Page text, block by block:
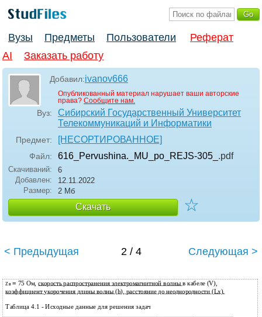
Вузы Предметы Пользователи
Реферат
AI
Заказать работу
Добавил:ivanov666
Опубликованный материал нарушает ваши авторские
права? Сообщите нам.
Вуз:
Сибирский Государственный Университет
Телекоммуникаций и Информатики
Предмет: [НЕСОРТИРОВАННОЕ]
Файл: 616_Pervushina._MU_po_REJS-305_ .pdf
Скачиваний:
6
Добавлен:
12.11.2022
Размер:
2 Мб
Скачать ☆
< Предыдущая 2 / 4 Следующая >
Zв= 75 Ом,скорость распространения электромагнитной волны в кабеле (V),
коэффициент укорочения длины волны (h), расстояние до неоднородности (Lx).
Таблица 4.1 - Исходные данные для решения задач